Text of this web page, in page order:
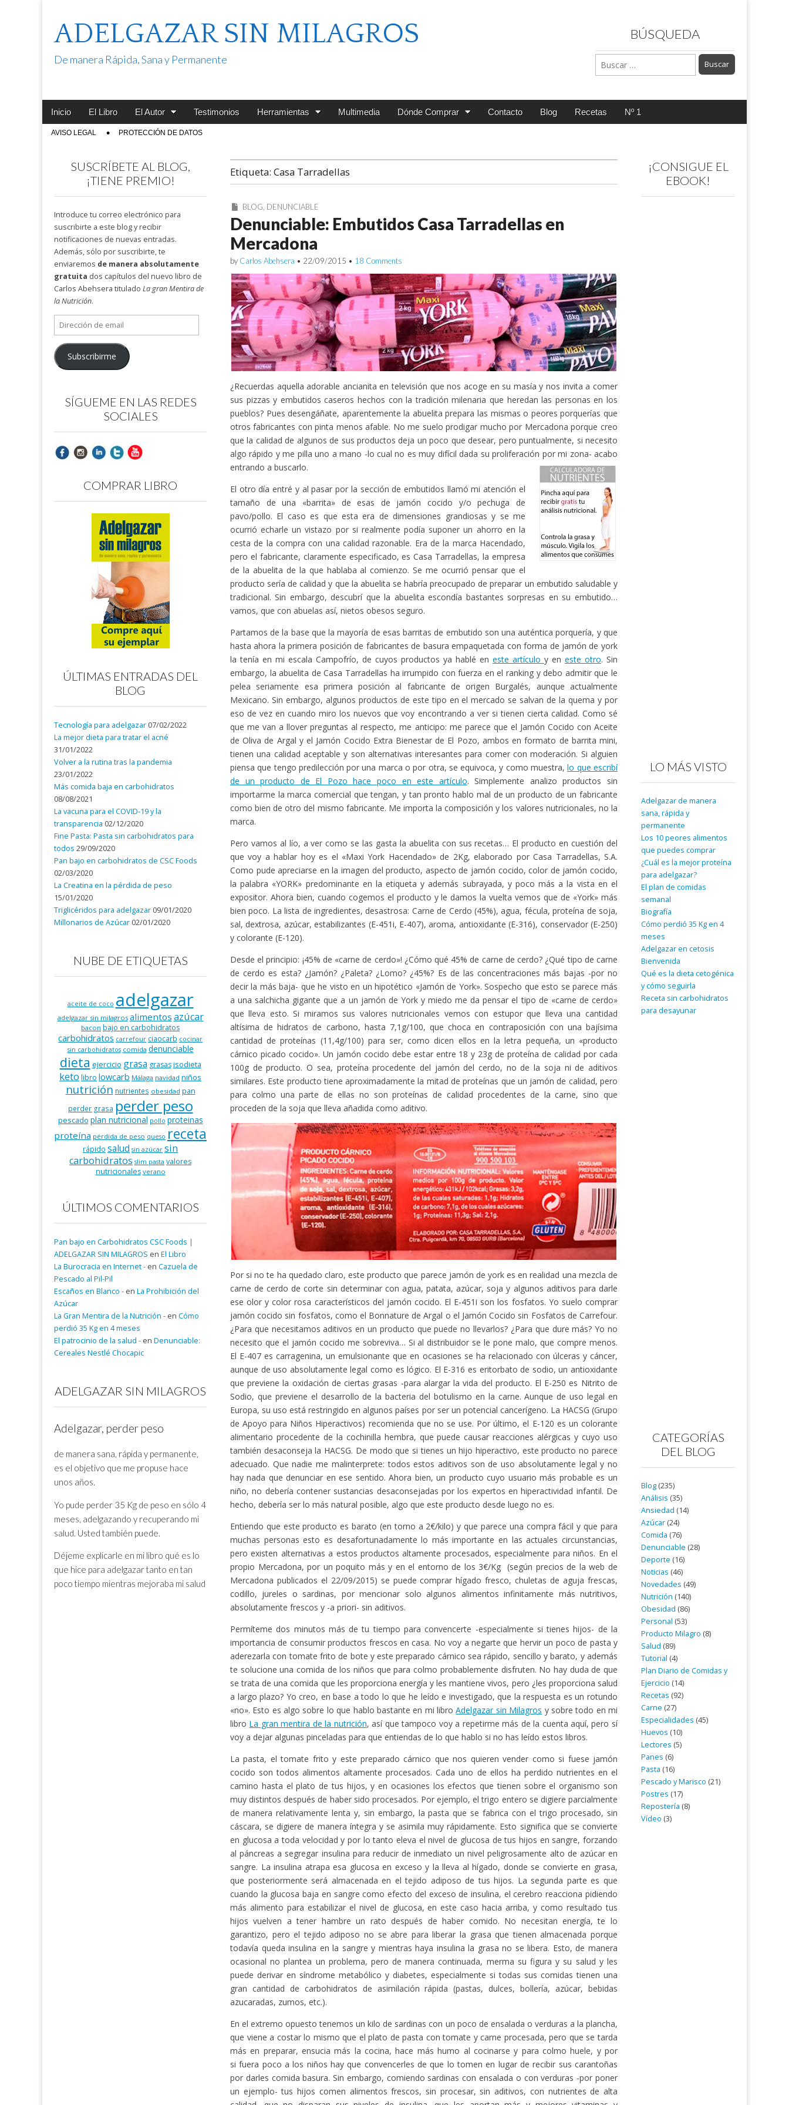
ADELGAZAR SIN MILAGROS
De manera Rápida, Sana y Permanente
BÚSQUEDA
Buscar:
Main
Skip
content
Inicio El Libro El Autor Testimonios Herramientas Multimedia Dónde Comprar Contacto Blog Recetas Nº 1
SubAVISO LEGAL PROTECCIÓN DE DATOS
Etiqueta: Casa Tarradellas
BLOG, DENUNCIABLE
Denunciable: Embutidos Casa Tarradellas en
Mercadona
by Carlos Abehsera • 22/09/2015 • 18 Comments
¿Recuerdas aquella adorable ancianita en televisión que nos acoge en su masía y nos invita a comer
sus pizzas y embutidos caseros hechos con la tradición milenaria que heredan las personas en los
pueblos? Pues desengáñate, aparentemente la abuelita prepara las mismas o peores porquerías que
otros fabricantes con pinta menos afable. No me suelo prodigar mucho por Mercadona porque creo
que la calidad de algunos de sus productos deja un poco que desear, pero puntualmente, si necesito
algo rápido y me pilla uno a mano -lo cual no es muy difícil dada su proliferación por mi zona- acabo
entrando a buscarlo.
El otro día entré y al pasar por la sección de embutidos llamó mi atención el
tamaño de una «barrita» de esas de jamón cocido y/o pechuga de
pavo/pollo. El caso es que esta era de dimensiones grandiosas y se me
ocurrió echarle un vistazo por si realmente podía suponer un ahorro en la
cesta de la compra con una calidad razonable. Era de la marca Hacendado,
pero el fabricante, claramente especificado, es Casa Tarradellas, la empresa
de la abuelita de la que hablaba al comienzo. Se me ocurrió pensar que el
producto sería de calidad y que la abuelita se habría preocupado de preparar un embutido saludable y
tradicional. Sin embargo, descubrí que la abuelita escondía bastantes sorpresas en su embutido…
vamos, que con abuelas así, nietos obesos seguro.
Partamos de la base que la mayoría de esas barritas de embutido son una auténtica porquería, y que
hasta ahora la primera posición de fabricantes de basura empaquetada con forma de jamón de york
la tenía en mi escala Campofrío, de cuyos productos ya hablé en este artículo y en este otro. Sin
embargo, la abuelita de Casa Tarradellas ha irrumpido con fuerza en el ranking y debo admitir que le
pelea seriamente esa primera posición al fabricante de origen Burgalés, aunque actualmente
Mexicano. Sin embargo, algunos productos de este tipo en el mercado se salvan de la quema y por
eso de vez en cuando miro los nuevos que voy encontrando a ver si tienen cierta calidad. Como sé
que me van a llover preguntas al respecto, me anticipo: me parece que el Jamón Cocido con Aceite
de Oliva de Argal y el Jamón Cocido Extra Bienestar de El Pozo, ambos en formato de barrita mini,
tienen una calidad aceptable y son alternativas interesantes para comer con moderación. Si alguien
piensa que tengo predilección por una marca o por otra, se equivoca, y como muestra,lo que escribí
de un producto de El Pozo hace poco en este artículo. Simplemente analizo productos sin
importarme la marca comercial que tengan, y tan pronto hablo mal de un producto de un fabricante
como bien de otro del mismo fabricante. Me importa la composición y los valores nutricionales, no la
marca.
Pero vamos al lío, a ver como se las gasta la abuelita con sus recetas… El producto en cuestión del
que voy a hablar hoy es el «Maxi York Hacendado» de 2Kg, elaborado por Casa Tarradellas, S.A.
Como pude apreciarse en la imagen del producto, aspecto de jamón cocido, color de jamón cocido,
la palabra «YORK» predominante en la etiqueta y además subrayada, y poco más a la vista en el
expositor. Ahora bien, cuando cogemos el producto y le damos la vuelta vemos que de «York» más
bien poco. La lista de ingredientes, desastrosa: Carne de Cerdo (45%), agua, fécula, proteína de soja,
sal, dextrosa, azúcar, estabilizantes (E-451i, E-407), aroma, antioxidante (E-316), conservador (E-250)
y colorante (E-120).
Desde el principio: ¡45% de «carne de cerdo»! ¿Cómo qué 45% de carne de cerdo? ¿Qué tipo de carne
de cerdo es esta? ¿Jamón? ¿Paleta? ¿Lomo? ¿45%? Es de las concentraciones más bajas -por no
decir la más baja- que he visto en un hipotético «Jamón de York». Sospecho que esto se parece más
a una salchicha gigante que a un jamón de York y miedo me da pensar el tipo de «carne de cerdo»
que lleva esto. Si miramos sus valores nutricionales vemos con estupor que lleva una cantidad
altísima de hidratos de carbono, hasta 7,1g/100, que choca en contraposición con una bajísima
cantidad de proteínas (11,4g/100) para ser, como dicen ellos en la letra pequeña, un «producto
cárnico picado cocido». Un jamón cocido debe estar entre 18 y 23g de proteína de calidad por cada
100g de producto. O sea, proteína procedente del jamón del cerdo, no de la soja ni de aditivos
similares. Este producto tiene aproximadamente la mitad de proteínas que un jamón de calidad, pero
para colmo una parte de ellas no son proteínas de calidad procedentes de la carne, sino que
proceden de la soja que lleva añadida como aditivo.
Por si no te ha quedado claro, este producto que parece jamón de york es en realidad una mezcla de
carne de cerdo de corte sin determinar con agua, patata, azúcar, soja y algunos aditivos para darle
ese olor y color rosa característicos del jamón cocido. El E-451i son los fosfatos. Yo suelo comprar
jamón cocido sin fosfatos, como el Bonnature de Argal o el Jamón Cocido sin Fosfatos de Carrefour.
¿Para que necesitamos aditivos en un producto que puede no llevarlos? ¿Para que dure más? Yo no
necesito que el jamón cocido me sobreviva… Si al distribuidor se le pone malo, que compre menos.
El E-407 es carragenina, un emulsionante que en ocasiones se ha relacionado con úlceras y cáncer,
aunque de uso absolutamente legal como es lógico. El E-316 es eritorbato de sodio, un antioxidante
que previene la oxidación de ciertas grasas -para alargar la vida del producto. El E-250 es Nitrito de
Sodio, que previene el desarrollo de la bacteria del botulismo en la carne. Aunque de uso legal en
Europa, su uso está restringido en algunos países por ser un potencial cancerígeno. La HACSG (Grupo
de Apoyo para Niños Hiperactivos) recomienda que no se use. Por último, el E-120 es un colorante
alimentario procedente de la cochinilla hembra, que puede causar reacciones alérgicas y cuyo uso
también desaconseja la HACSG. De modo que si tienes un hijo hiperactivo, este producto no parece
adecuado. Que nadie me malinterprete: todos estos aditivos son de uso absolutamente legal y no
hay nada que denunciar en ese sentido. Ahora bien, un producto cuyo usuario más probable es un
niño, no debería contener sustancias desaconsejadas por los expertos en hiperactividad infantil. De
hecho, debería ser lo más natural posible, algo que este producto desde luego no es.
Entiendo que este producto es barato (en torno a 2€/kilo) y que parece una compra fácil y que para
muchas personas esto es desafortunadamente lo más importante en las actuales circunstancias,
pero existen alternativas a estos productos altamente procesados, especialmente para niños. En el
propio Mercadona, por un poquito más y en el entorno de los 3€/Kg (según precios de la web de
Mercadona publicados el 22/09/2015) se puede comprar hígado fresco, chuletas de aguja frescas,
codillo, jureles o sardinas, por mencionar solo algunos alimentos infinitamente más nutritivos,
absolutamente frescos y -a priori- sin aditivos.
Permíteme dos minutos más de tu tiempo para convencerte -especialmente si tienes hijos- de la
importancia de consumir productos frescos en casa. No voy a negarte que hervir un poco de pasta y
aderezarla con tomate frito de bote y este preparado cárnico sea rápido, sencillo y barato, y además
te solucione una comida de los niños que para colmo probablemente disfruten. No hay duda de que
se trata de una comida que les proporciona energía y les mantiene vivos, pero ¿les proporciona salud
a largo plazo? Yo creo, en base a todo lo que he leído e investigado, que la respuesta es un rotundo
«no». Esto es algo sobre lo que hablo bastante en mi libroAdelgazar sin Milagros y sobre todo en mi
libro La gran mentira de la nutrición, así que tampoco voy a repetirme más de la cuenta aquí, pero sí
voy a dejar algunas pinceladas para que entiendas de lo que hablo si no has leído estos libros.
La pasta, el tomate frito y este preparado cárnico que nos quieren vender como si fuese jamón
cocido son todos alimentos altamente procesados. Cada uno de ellos ha perdido nutrientes en el
camino hasta el plato de tus hijos, y en ocasiones los efectos que tienen sobre el organismo son
muy distintos después de haber sido procesados. Por ejemplo, el trigo entero se digiere parcialmente
de manera relativamente lenta y, sin embargo, la pasta que se fabrica con el trigo procesado, sin
cáscara, se digiere de manera íntegra y se asimila muy rápidamente. Esto significa que se convierte
en glucosa a toda velocidad y por lo tanto eleva el nivel de glucosa de tus hijos en sangre, forzando
al páncreas a segregar insulina para reducir de inmediato un nivel peligrosamente alto de azúcar en
sangre. La insulina atrapa esa glucosa en exceso y la lleva al hígado, donde se convierte en grasa,
que posteriormente será almacenada en el tejido adiposo de tus hijos. La segunda parte es que
cuando la glucosa baja en sangre como efecto del exceso de insulina, el cerebro reacciona pidiendo
más alimento para estabilizar el nivel de glucosa, en este caso hacia arriba, y como resultado tus
hijos vuelven a tener hambre un rato después de haber comido. No necesitan energía, te lo
garantizo, pero el tejido adiposo no se abre para liberar la grasa que tienen almacenada porque
todavía queda insulina en la sangre y mientras haya insulina la grasa no se libera. Esto, de manera
ocasional no plantea un problema, pero de manera continuada, merma su figura y su salud y les
puede derivar en síndrome metabólico y diabetes, especialmente si todas sus comidas tienen una
gran cantidad de carbohidratos de asimilación rápida (pastas, dulces, bollería, azúcar, bebidas
azucaradas, zumos, etc.).
En el extremo opuesto tenemos un kilo de sardinas con un poco de ensalada o verduras a la plancha,
que viene a costar lo mismo que el plato de pasta con tomate y carne procesada, pero que se tarda
más en preparar, ensucia más la cocina, hace más humo al cocinarse y para colmo huele, y por
si fuera poco a los niños hay que convencerles de que lo tomen en lugar de recibir sus carantoñas
por darles comida basura. Sin embargo, comiendo sardinas con ensalada o con verduras -por poner
un ejemplo- tus hijos comen alimentos frescos, sin procesar, sin aditivos, con nutrientes de alta
SUSCRÍBETE AL BLOG,
¡TIENE PREMIO!
Introduce tu correo electrónico para
suscribirte a este blog y recibir
notificaciones de nuevas entradas.
Además, sólo por suscribirte, te
enviaremos de manera absolutamente
gratuita dos capítulos del nuevo libro de
Carlos Abehsera titulado La gran Mentira de
la Nutrición.
Dirección
de
email
Subscribirme
SÍGUEME EN LAS REDES
SOCIALES
COMPRAR LIBRO
ÚLTIMAS ENTRADAS DEL
BLOG
Tecnología para adelgazar 07/02/2022
La mejor dieta para tratar el acné
31/01/2022
Volver a la rutina tras la pandemia
23/01/2022
Más comida baja en carbohidratos
08/08/2021
La vacuna para el COVID-19 y la
transparencia 02/12/2020
Fine Pasta: Pasta sin carbohidratos para
todos 29/09/2020
Pan bajo en carbohidratos de CSC Foods
02/03/2020
La Creatina en la pérdida de peso
15/01/2020
Triglicéridos para adelgazar 09/01/2020
Millonarios de Azúcar 02/01/2020
NUBE DE ETIQUETAS
aceite de coco adelgazar
adelgazar sin milagros alimentos azúcar
bacon bajo en carbohidratos
carbohidratos carrefour ciaocarb cocinar
sin carbohidratos comida denunciable
dieta ejercicio grasa grasas isodieta
keto libro lowcarb Málaga navidad niños
nutrición nutrientes obesidad pan
perder grasa perder peso
pescado plan nutricional pollo proteinas
proteína pérdida de peso queso receta
rápido salud sin azúcar sin
carbohidratos slim pasta valores
nutricionales verano
ÚLTIMOS COMENTARIOS
Pan bajo en Carbohidratos CSC Foods |
ADELGAZAR SIN MILAGROS en El Libro
La Burocracia en Internet - en Cazuela de
Pescado al Pil-Pil
Escaños en Blanco - en La Prohibición del
Azúcar
La Gran Mentira de la Nutrición - en Cómo
perdió 35 Kg en 4 meses
El patrocinio de la salud - en Denunciable:
Cereales Nestlé Chocapic
ADELGAZAR SIN MILAGROS
Adelgazar, perder peso
de manera sana, rápida y permanente,
es el objetivo que me propuse hace
unos años.
Yo pude perder 35 Kg de peso en sólo 4
meses, adelgazando y recuperando mi
salud. Usted también puede.
Déjeme explicarle en mi libro qué es lo
que hice para adelgazar tanto en tan
poco tiempo mientras mejoraba mi salud
¡CONSIGUE EL
EBOOK!
LO MÁS VISTO
Adelgazar de manera
sana, rápida y
permanente
Los 10 peores alimentos
que puedes comprar
¿Cuál es la mejor proteína
para adelgazar?
El plan de comidas
semanal
Biografía
Cómo perdió 35 Kg en 4
meses
Adelgazar en cetosis
Bienvenida
Qué es la dieta cetogénica
y cómo seguirla
Receta sin carbohidratos
para desayunar
CATEGORÍAS
DEL BLOG
Blog (235)
Análisis (35)
Ansiedad (14)
Azúcar (24)
Comida (76)
Denunciable (28)
Deporte (16)
Noticias (46)
Novedades (49)
Nutrición (140)
Obesidad (86)
Personal (53)
Producto Milagro (8)
Salud (89)
Tutorial (4)
Plan Diario de Comidas y
Ejercicio (14)
Recetas (92)
Carne (27)
Especialidades (45)
Huevos (10)
Lectores (5)
Panes (6)
Pasta (16)
Pescado y Marisco (21)
Postres (17)
Repostería (8)
Vídeo (3)